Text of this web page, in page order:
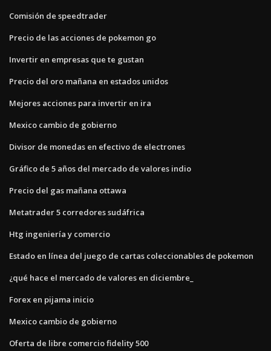
Comisión de speedtrader
Precio de las acciones de pokemon go
Invertir en empresas que te gustan
Precio del oro mañana en estados unidos
Mejores acciones para invertir en ira
Mexico cambio de gobierno
Divisor de monedas en efectivo de electrones
Gráfico de 5 años del mercado de valores indio
Precio del gas mañana ottawa
Metatrader 5 corredores sudáfrica
Htg ingeniería y comercio
Estado en línea del juego de cartas coleccionables de pokemon
¿qué hace el mercado de valores en diciembre_
Forex en pijama inicio
Mexico cambio de gobierno
Oferta de libre comercio fidelity 500